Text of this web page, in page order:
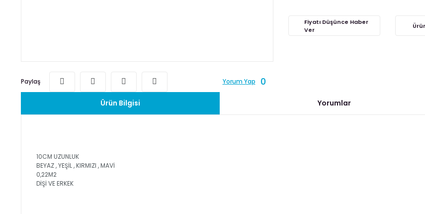
Paylaş Yorum Yap 0
Fiyatı Düşünce Haber
Ver
Ürün Bilgisi Yorumlar
10CM UZUNLUK
BEYAZ , YEŞİL , KIRMIZI , MAVİ
0,22M2
DİŞİ VE ERKEK